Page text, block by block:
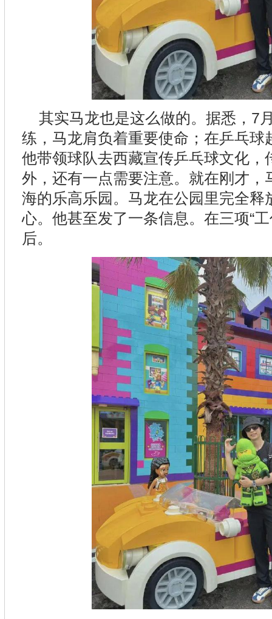
其实马龙也是这么做的。据悉，7
练，马龙肩负着重要使命；在乒乓球
他带领球队去西藏宣传乒乓球文化，
外，还有一点需要注意。就在刚才，
海的乐高乐园。马龙在公园里完全释
心。他甚至发了一条信息。在三项“
后。